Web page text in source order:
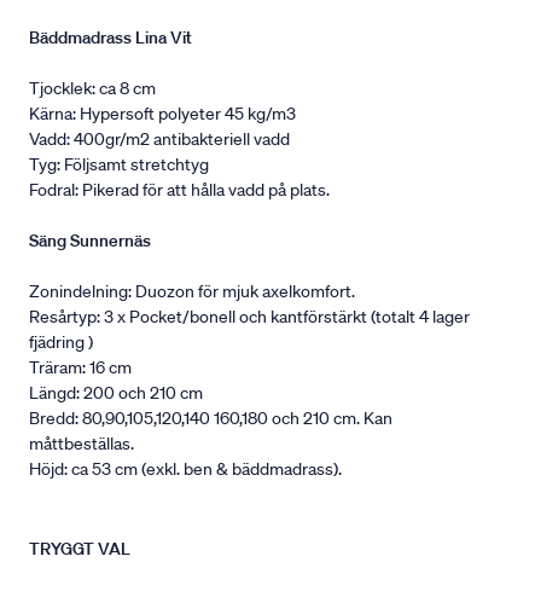
Bäddmadrass Lina Vit
Tjocklek: ca 8 cm
Kärna: Hypersoft polyeter 45 kg/m3
Vadd: 400gr/m2 antibakteriell vadd
Tyg: Följsamt stretchtyg
Fodral: Pikerad för att hålla vadd på plats.
Säng Sunnernäs
Zonindelning: Duozon för mjuk axelkomfort.
Resårtyp: 3 x Pocket/bonell och kantförstärkt (totalt 4 lager
fjädring )
Träram: 16 cm
Längd: 200 och 210 cm
Bredd: 80,90,105,120,140 160,180 och 210 cm. Kan
måttbeställas.
Höjd: ca 53 cm (exkl. ben & bäddmadrass).
TRYGGT VAL